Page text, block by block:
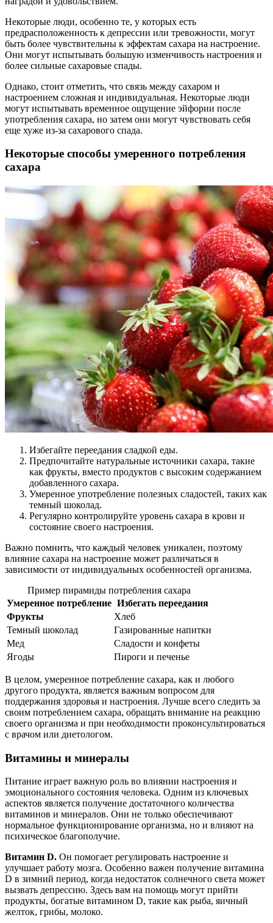
Некоторые люди, особенно те, у которых есть
предрасположенность к депрессии или тревожности, могут
быть более чувствительны к эффектам сахара на настроение.
Они могут испытывать большую изменчивость настроения и
более сильные сахаровые спады.
Однако, стоит отметить, что связь между сахаром и
настроением сложная и индивидуальная. Некоторые люди
могут испытывать временное ощущение эйфории после
употребления сахара, но затем они могут чувствовать себя
еще хуже из-за сахарового спада.
Некоторые способы умеренного потребления
сахара
Избегайте переедания сладкой еды.
Предпочитайте натуральные источники сахара, такие
как фрукты, вместо продуктов с высоким содержанием
добавленного сахара.
Умеренное употребление полезных сладостей, таких как
темный шоколад.
Регулярно контролируйте уровень сахара в крови и
состояние своего настроения.
Важно помнить, что каждый человек уникален, поэтому
влияние сахара на настроение может различаться в
зависимости от индивидуальных особенностей организма.
Пример пирамиды потребления сахара
Умеренное потребление Избегать переедания
Фрукты
Хлеб
Темный шоколад
Газированные напитки
Мед
Сладости и конфеты
Ягоды
Пироги и печенье
В целом, умеренное потребление сахара, как и любого
другого продукта, является важным вопросом для
поддержания здоровья и настроения. Лучше всего следить за
своим потреблением сахара, обращать внимание на реакцию
своего организма и при необходимости проконсультироваться
с врачом или диетологом.
Витамины и минералы
Питание играет важную роль во влиянии настроения и
эмоционального состояния человека. Одним из ключевых
аспектов является получение достаточного количества
витаминов и минералов. Они не только обеспечивают
нормальное функционирование организма, но и влияют на
психическое благополучие.
Витамин D. Он помогает регулировать настроение и
улучшает работу мозга. Особенно важен получение витамина
D в зимний период, когда недостаток солнечного света может
вызвать депрессию. Здесь вам на помощь могут прийти
продукты, богатые витамином D, такие как рыба, яичный
желток, грибы, молоко.